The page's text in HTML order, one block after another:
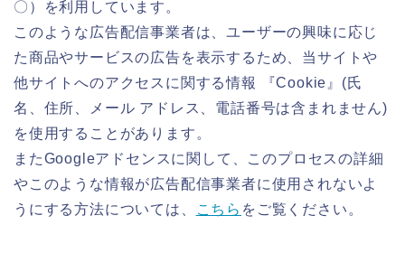
〇）を利用しています。
このような広告配信事業者は、ユーザーの興味に応じ
た商品やサービスの広告を表示するため、当サイトや
他サイトへのアクセスに関する情報 『Cookie』(氏
名、住所、メール アドレス、電話番号は含まれません)
を使用することがあります。
またGoogleアドセンスに関して、このプロセスの詳細
やこのような情報が広告配信事業者に使用されないよ
うにする方法については、
こちら をご覧ください。